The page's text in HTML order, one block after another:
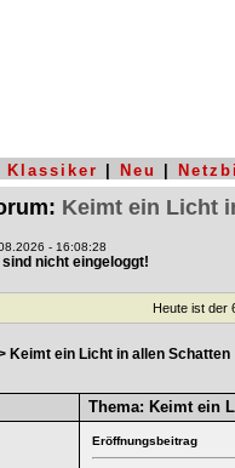
Klassiker Neu
Keimt ein Licht
- 16:08:28
sind nicht eingeloggt!
Heute ist der
Keimt ein Licht in allen Schatten
Thema: Keimt ein
Eröffnungsbeitrag